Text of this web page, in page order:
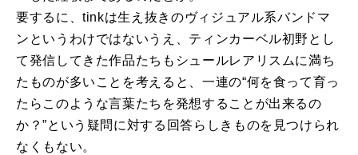
要するに、tinkは生え抜きのヴィジュアル系バンドマ
ンというわけではないうえ、ティンカーベル初野とし
て発信してきた作品たちもシュールレアリスムに満ち
たものが多いことを考えると、一連の“何を食って育っ
たらこのような言葉たちを発想することが出来るの
か？”という疑問に対する回答らしきものを見つけられ
なくもない。